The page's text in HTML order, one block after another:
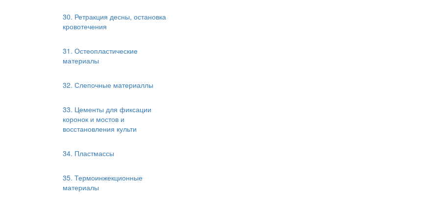
30. Ретракция десны, остановка
кровотечения
31. Остеопластические
материалы
32. Слепочные материаллы
33. Цементы для фиксации
коронок и мостов и
восстановления культи
34. Пластмассы
35. Термоинжекционные
материалы